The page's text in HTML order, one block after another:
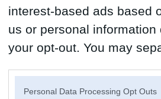
interest-based ads based
us or personal
your opt-out. You may
Personal Data Processing Opt Outs